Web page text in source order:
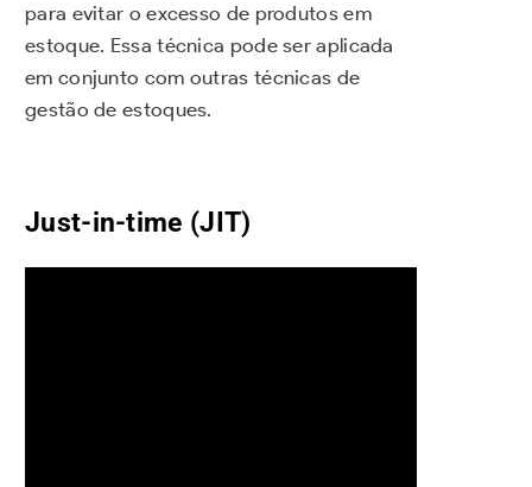
para evitar o excesso de produtos em
estoque. Essa técnica pode ser aplicada
em conjunto com outras técnicas de
gestão de estoques.
Just-in-time (JIT)